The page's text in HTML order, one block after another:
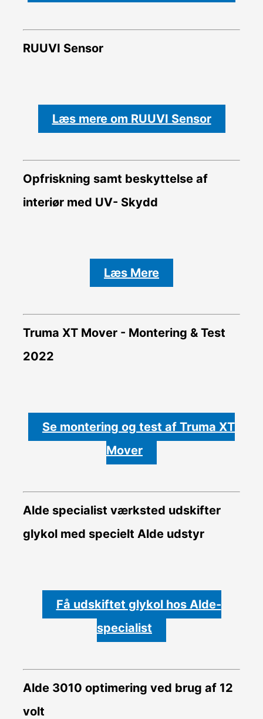
RUUVI Sensor
Læs mere om RUUVI Sensor
Opfriskning samt beskyttelse af
interiør med UV- Skydd
Læs Mere
Truma XT Mover - Montering & Test
2022
Se montering og test af Truma XT
Mover
Alde specialist værksted udskifter
glykol med specielt Alde udstyr
Få udskiftet glykol hos Alde-
specialist
Alde 3010 optimering ved brug af 12
volt